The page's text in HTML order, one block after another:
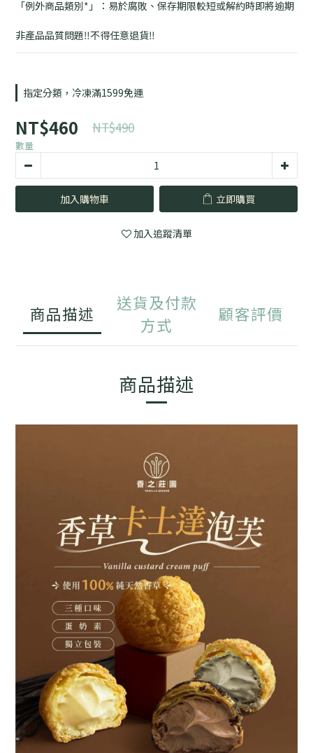
「例外商品類別*」：易於腐敗、保存期限較短或解約時即將逾期
非產品品質問題‼️不得任意退貨‼️
指定分類，冷凍滿1599免運
NT$460 NT$490
數量
加入購物車 立即購買
加入追蹤清單
商品描述
送貨及付款
方式
顧客評價
商品描述